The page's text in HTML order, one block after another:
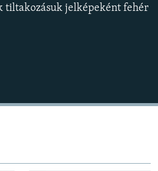
tiltakozásuk jelképeként fehér